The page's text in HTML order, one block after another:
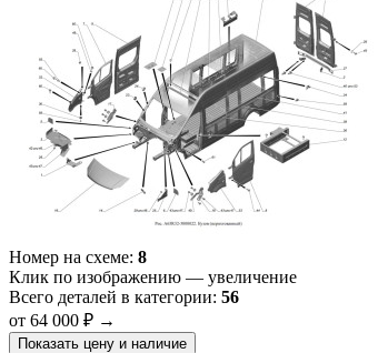
Номер на схеме: 8
Клик по изображению — увеличение
Всего деталей в категории: 56
от 64 000 ₽ →
Показать цену и наличие